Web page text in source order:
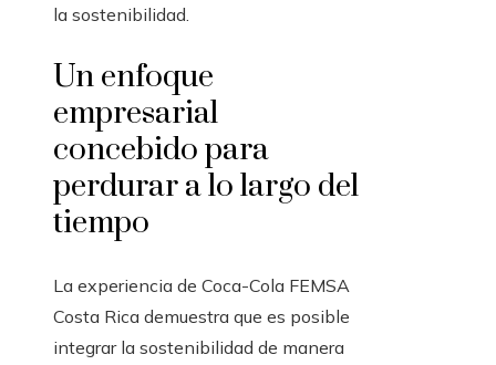
la sostenibilidad.
Un enfoque
empresarial
concebido para
perdurar a lo largo del
tiempo
La experiencia de Coca-Cola FEMSA
Costa Rica demuestra que es posible
integrar la sostenibilidad de manera